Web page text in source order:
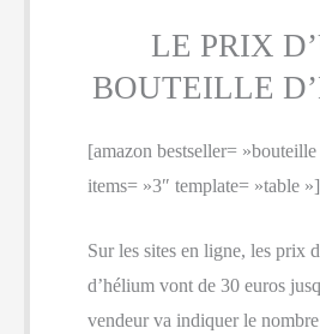
LE PRIX
BOUTEILLE
[amazon bestseller=
items= »3″ template= »table »]
Sur les sites en ligne, les prix
d’hélium vont de 30 euros
vendeur va indiquer le